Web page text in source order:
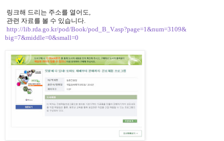
링크해 드리는 주소를 열어도,
관련 자료를 볼 수 있습니다.
http://lib.rda.go.kr/pod/Book/pod_B_V.asp?page=1&num=3109&
big=7&middle=0&small=0